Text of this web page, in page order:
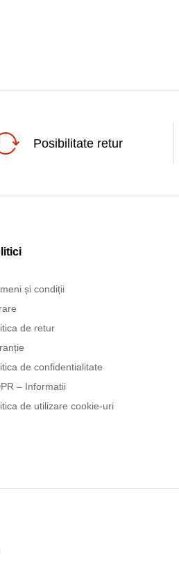
Posibilitate retur
și condiții
de retur
de confidentialitate
– Informatii
de utilizare cookie-uri